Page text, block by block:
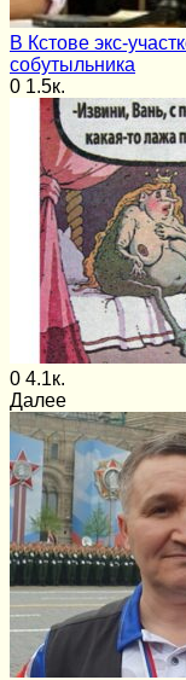
В Кстове экс-
собутыльника
0 1.5к.
0 4.1к.
Далее